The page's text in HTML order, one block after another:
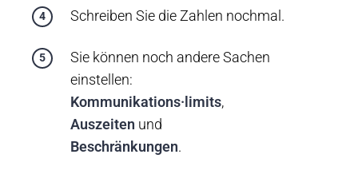
Schreiben Sie die Zahlen nochmal.
Sie können noch andere Sachen
einstellen:
Kommunikations·limits,
Auszeiten und
Beschränkungen.